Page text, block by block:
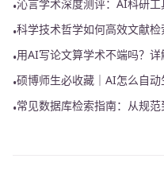
•沁言学术深度测评：AI科研工
•科学技术哲学如何高效文献
•用AI写论文算学术不端吗？
•硕博师生必收藏｜AI怎么自
•常见数据库检索指南：从规